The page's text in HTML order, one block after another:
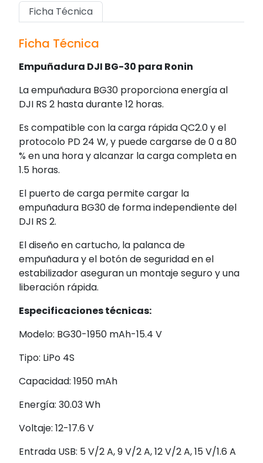
Ficha Técnica
Ficha Técnica
Empuñadura DJI BG-30 para Ronin
La empuñadura BG30 proporciona energía al
DJI RS 2 hasta durante 12 horas.
Es compatible con la carga rápida QC2.0 y el
protocolo PD 24 W, y puede cargarse de 0 a 80
% en una hora y alcanzar la carga completa en
1.5 horas.
El puerto de carga permite cargar la
empuñadura BG30 de forma independiente del
DJI RS 2.
El diseño en cartucho, la palanca de
empuñadura y el botón de seguridad en el
estabilizador aseguran un montaje seguro y una
liberación rápida.
Especificaciones técnicas:
Modelo: BG30-1950 mAh-15.4 V
Tipo: LiPo 4S
Capacidad: 1950 mAh
Energía: 30.03 Wh
Voltaje: 12-17.6 V
Entrada USB: 5 V/2 A, 9 V/2 A, 12 V/2 A, 15 V/1.6 A